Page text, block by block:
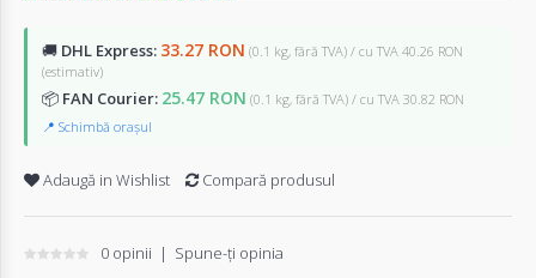
🚚 DHL Express: 33.27 RON (0.1 kg, fără TVA) / cu TVA 40.26 RON
(estimativ)
📦 FAN Courier: 25.47 RON (0.1 kg, fără TVA) / cu TVA 30.82 RON
📍 Schimbă orașul
Adaugă in Wishlist Compară produsul
0 opinii | Spune-ţi opinia